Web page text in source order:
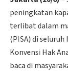
peningkatan
terlibat dalam
(PISA) di
Konvensi Hak
baca di